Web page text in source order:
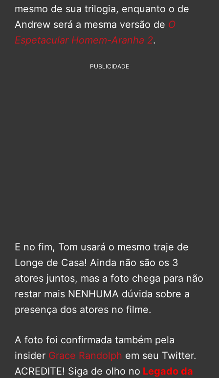
mesmo de sua trilogia, enquanto o de
Andrew será a mesma versão de O
Espetacular Homem-Aranha 2.
PUBLICIDADE
E no fim, Tom usará o mesmo traje de
Longe de Casa! Ainda não são os 3
atores juntos, mas a foto chega para não
restar mais NENHUMA dúvida sobre a
presença dos atores no filme.
A foto foi confirmada também pela
insider Grace Randolph em seu Twitter.
ACREDITE! Siga de olho no Legado da